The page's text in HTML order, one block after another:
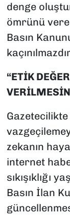
denge
ömrünü
Basın
“ETİK
zekanın
internet
sıkışıklığı
Basın İlan